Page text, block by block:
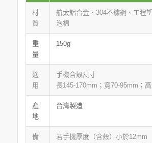
材
質
航太鋁合金、304不鏽鋼、工程
泡棉
重
量
150g
適
用
手機含殼尺寸
長145-170mm；寬70-95mm；
產
地
台灣製造
備
若手機厚度（含殼）小於12mm